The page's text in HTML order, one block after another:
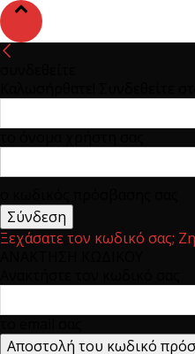
Ξεχάσατε τον κωδικό σας;